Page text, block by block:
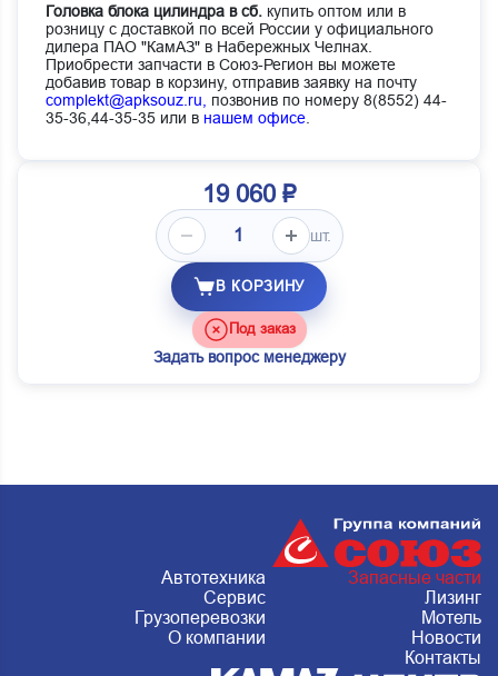
Головка блока цилиндра в сб. купить оптом или в
розницу с доставкой по всей России у официального
дилера ПАО "КамАЗ" в Набережных Челнах.
Приобрести запчасти в Союз-Регион вы можете
добавив товар в корзину, отправив заявку на почту
complekt@apksouz.ru,
позвонив по номеру 8(8552) 44-
35-36,44-35-35 или в нашем офисе
19 060 ₽
шт.
В КОРЗИНУ
Под заказ
Задать вопрос менеджеру
Автотехника
Запасные части
Сервис
Лизинг
Грузоперевозки
Мотель
О компании
Новости
Контакты